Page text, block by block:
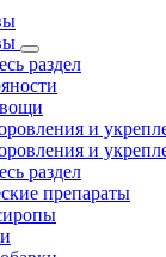
раздел
и
и
раздел
препараты